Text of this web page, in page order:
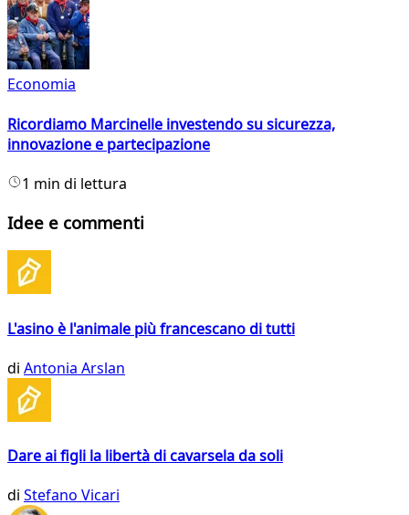
Economia
Ricordiamo Marcinelle investendo su sicurezza,
innovazione e partecipazione
1 min di lettura
Idee e commenti
L'asino è l'animale più francescano di tutti
di Antonia Arslan
Dare ai figli la libertà di cavarsela da soli
di Stefano Vicari